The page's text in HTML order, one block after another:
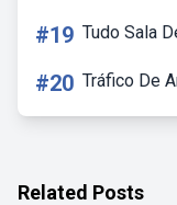
#19 Tudo Sala
#20 Tráfico De
Related Posts